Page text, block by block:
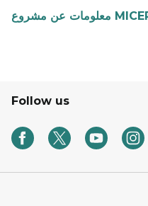
Follow us